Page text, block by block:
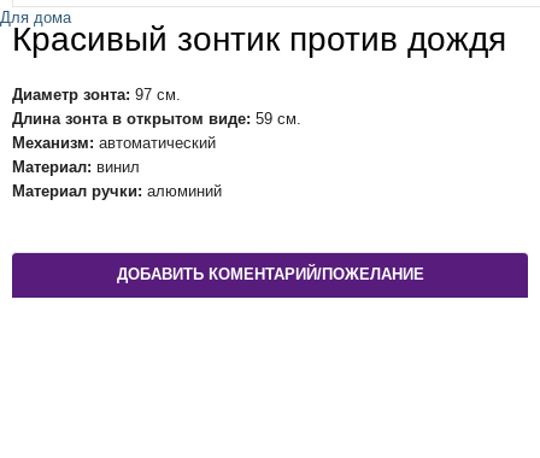
Для дома
Красивый зонтик против дождя
Диаметр зонта: 97 см.
Длина зонта в открытом виде: 59 см.
Механизм: автоматический
Материал: винил
Материал ручки: алюминий
ДОБАВИТЬ КОМЕНТАРИЙ/ПОЖЕЛАНИЕ